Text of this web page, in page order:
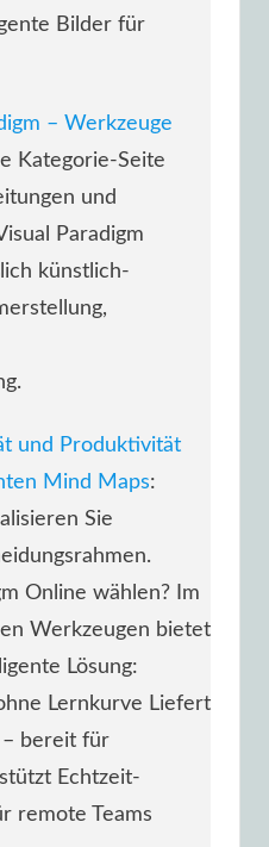
Bilder für
– Werkzeuge
Kategorie-Seite
und
Paradigm
künstlich-
und Produktivität
Mind Maps:
Sie
Online wählen? Im
Werkzeugen bietet
Lösung:
Lernkurve Liefert
bereit für
Echtzeit-
remote Teams